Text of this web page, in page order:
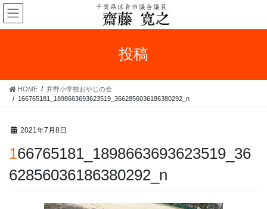
コ
ン
テ
ス
ナ
ビ
ゲ
ン
投稿
HOME
井野小学校おやじの会
166765181_1898663693623519_3662856036186380292_n
2021年7月8日
166765181_1898663693623519_36
62856036186380292_n